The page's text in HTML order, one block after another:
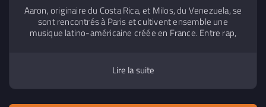
Aaron, originaire du Costa Rica, et Milos, du Venezuela, se
sont rencontrés à Paris et cultivent ensemble une
musique latino-américaine créée en France. Entre rap,
culturelles, qu’ils revendiquent et réinterprètent depuis la
scène française.
Lire la suite